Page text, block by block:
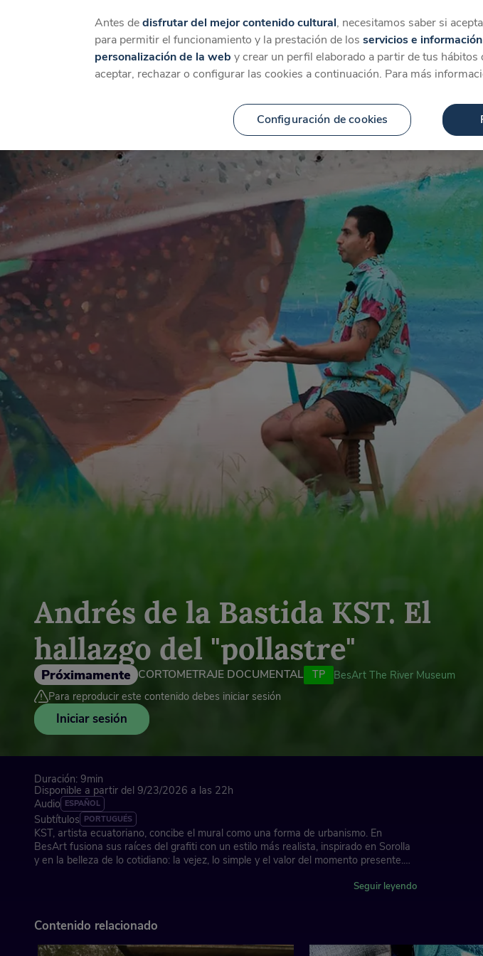
Catálogo Temáticas Categorías Favoritos Más
Andrés de la Bastida KST. El
hallazgo del "pollastre"
Próximamente CORTOMETRAJE DOCUMENTAL TP
BesArt The River Museum
Para reproducir este contenido debes iniciar sesión
Iniciar sesión
Duración: 9min
Disponible a partir del 9/23/2026 a las 22h
Audio ESPAÑOL
Subtítulos PORTUGUÉS
KST, artista ecuatoriano, concibe el mural como una forma de urbanismo. En
BesArt fusiona sus raíces del grafiti con un estilo más realista, inspirado en Sorolla
y en la belleza de lo cotidiano: la vejez, lo simple y el valor del momento presente.
Santa Coloma de Gramenet (Barcelona), 2025
Seguir leyendo
Contenido relacionado
Antes dedisfrutar del mejor contenido cultural, necesitamos saber si
para permitir el funcionamiento y la prestación de los servicios e
personalización de la web y crear un perfil elaborado a partir de tus hábitos
aceptar, rechazar o configurar las cookies a continuación. Para más
Configuración de cookies